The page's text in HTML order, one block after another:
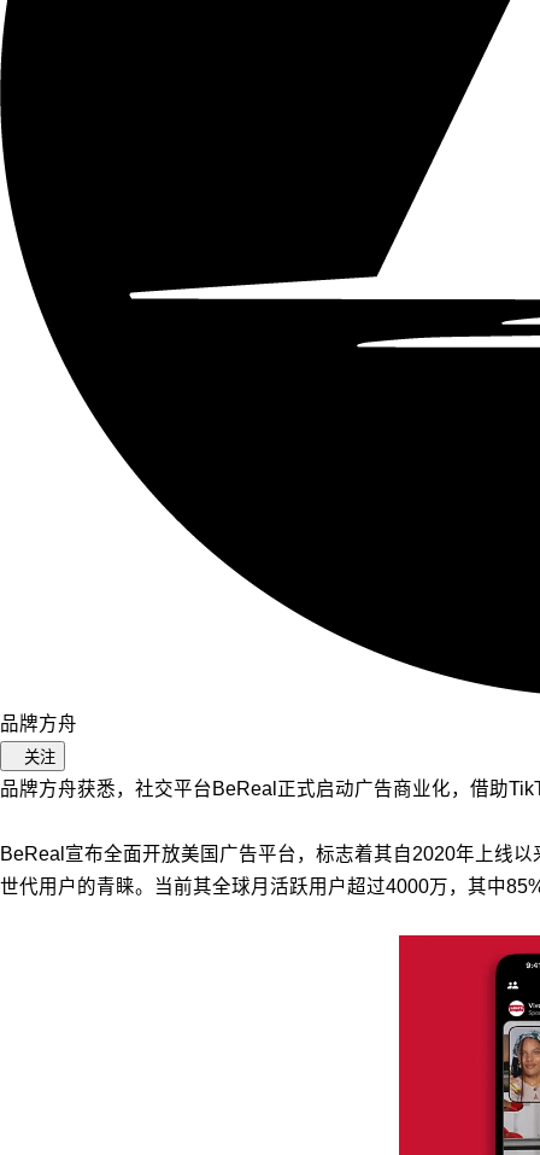
品牌方舟
关注
品牌方舟获悉，社交平台BeReal正式启动广告商业化，借助
BeReal宣布全面开放美国广告平台，标志着其自2020年上线
世代用户的青睐。当前其全球月活跃用户超过4000万，其中